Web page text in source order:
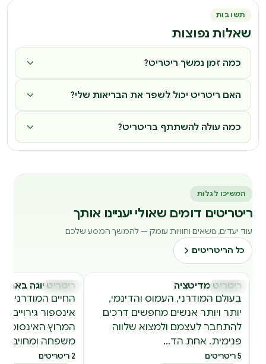
תשובות
שאלות נפוצות
כמה זמן נמשך ריטריט?
האם ריטריט יכול לשפר את הבריאות שלי?
כמה עולה להשתתף בריטריט?
המשיכו לגלות
ריטריטים דומים שאולי יעניינו אותך
עוד יעדים, נושאים וחוויות עומק — להמשך המסע שלכם
כל הריטריטים
ר
ריטריטים
ריטריט מדיטציה
בעולם המודרני, העמוס והדינמי,
יותר ויותר אנשים מחפשים דרכים
להתחבר לעצמם ולמצוא שלווה
פנימית. אחת הד…
5 ריטריטים
ר
ריטריטים
ריטריט יוגה בארץ
החיים המודרניים
אינספור גירויים,
המרוץ האינסופי
משפחה ומחויב…
2 ריטריטים